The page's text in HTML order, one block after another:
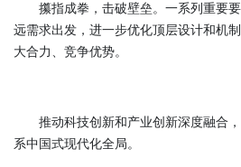
攥指成拳，击破壁垒。一系列重要要
远需求出发，进一步优化顶层设计和机
大合力、竞争优势。
推动科技创新和产业创新深度融合，
系中国式现代化全局。